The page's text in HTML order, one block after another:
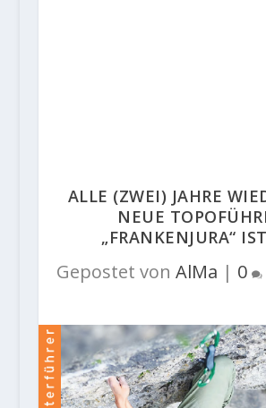
ALLE (ZWEI) JAHRE
NEUE
„FRANKENJURA“
Gepostet von AlMa | 0